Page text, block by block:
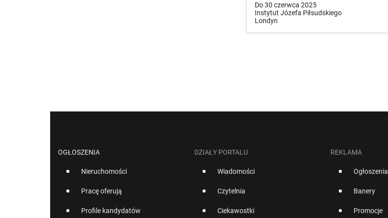
Do 30 czerwca 2025
Instytut Józefa Piłsudskiego
Londyn
OGŁOSZENIA
Nieruchomości
Pracę oferują
Profile kandydatów
DZIAŁY PORTALU
Wiadomości
Czytelnia
Ciekawostki
REKLAMA
Ogłoszenia
Banery
Promocje